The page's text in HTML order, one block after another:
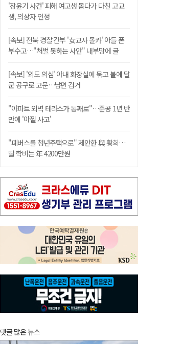
'장윤기 사건' 피해 여고생 돕다가 다친 고교
생, 의상자 인정
[속보] 전북 경찰 간부 '女교사 몰카' 아들 폰
부수고…"처벌 못하는 사안" 내부망에 글
[속보] '외도 의심' 아내 화장실에 묶고 불에 달
군 공구로 고문…남편 검거
"아파트 외벽 테라스가 통째로"…준공 1년 반
만에 '아찔 사고'
"폐버스를 청년주택으로" 제안한 與 황희…
딸 학비는 年 4200만원
댓글 많은 뉴스